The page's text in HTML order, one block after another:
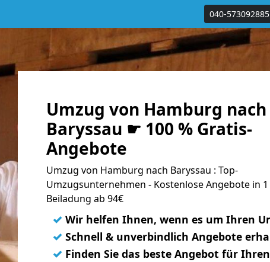
040-573092885
Umzug von Hamburg nach
Baryssau ☛ 100 % Gratis-
Angebote
Umzug von Hamburg nach Baryssau : Top-
Umzugsunternehmen - Kostenlose Angebote in
Beiladung ab 94€
✓ Wir helfen Ihnen, wenn es um Ihren
✓ Schnell & unverbindlich Angebote
✓ Finden Sie das beste Angebot für